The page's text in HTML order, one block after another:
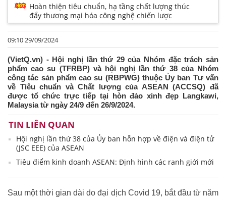
Hoàn thiện tiêu chuẩn, hạ tầng chất lượng thúc
đẩy thương mại hóa công nghệ chiến lược
09:10 29/09/2024
(VietQ.vn) - Hội nghị lần thứ 29 của Nhóm đặc trách sản
phẩm cao su (TFRBP) và hội nghị lần thứ 38 của Nhóm
công tác sản phẩm cao su (RBPWG) thuộc Ủy ban Tư vấn
về Tiêu chuẩn và Chất lượng của ASEAN (ACCSQ) đã
được tổ chức trực tiếp tại hòn đảo xinh đẹp Langkawi,
Malaysia từ ngày 24/9 đến 26/9/2024.
TIN LIÊN QUAN
Hội nghị lần thứ 38 của Ủy ban hỗn hợp về điện và điện tử
(JSC EEE) của ASEAN
Tiêu điểm kinh doanh ASEAN: Định hình các ranh giới mới
Sau một thời gian dài do đại dịch Covid 19, bắt đầu từ năm